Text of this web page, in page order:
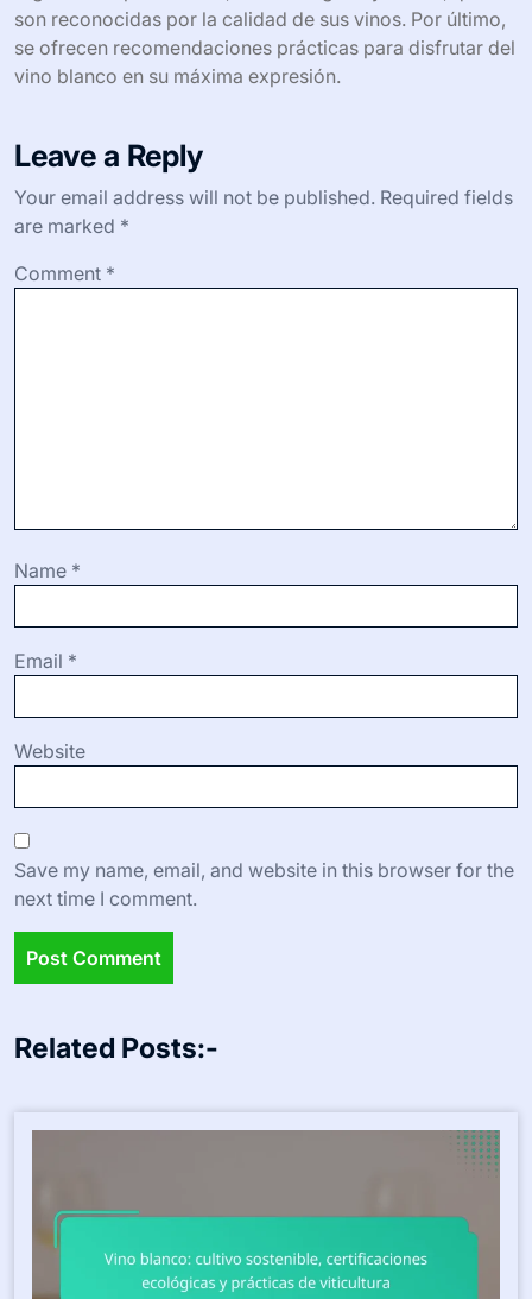
son reconocidas por la calidad de sus vinos. Por último,
se ofrecen recomendaciones prácticas para disfrutar del
vino blanco en su máxima expresión.
Leave a Reply
Your email address will not be published. Required fields
are marked *
Comment *
Name *
Email *
Website
Save my name, email, and website in this browser for the
next time I comment.
Related Posts:-